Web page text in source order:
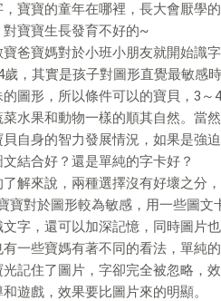
寶寶的童年在哪裡，長大會厭學
寶寶生長發育不好的~
爸寶媽對於小班小朋友就開始識
歲，其實是孩子對圖形直覺最敏感
圖形，所以條件可以的寶貝，3
水果和動物一樣的順其自然。當
自身的智力發展情況，如果是強
結合好？還是單純的字卡好？
解來說，兩種選擇沒有好壞之分
寶對於圖形較為敏感，用一些圖
字，還可以加深記憶，同時圖片
一些寶媽有著不同的看法，單純
記住了圖片，字卻完全被忽略，
遊戲，效果要比圖片來的明顯。